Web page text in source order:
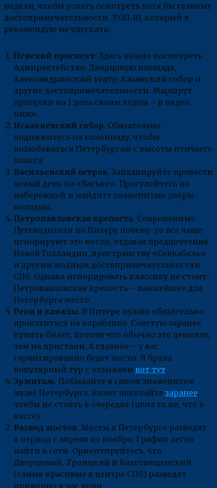
недели, чтобы успеть осмотреть хотя бы главные
достопримечательности. ТОП-10, который я
рекомендую не упускать:
Невский проспект. Здесь нужно посмотреть
Адмиралтейство, Дворцовую площадь,
Александринский театр, Казанский собор и
другие достопримечательности. Маршрут
прогулки на 1 день своим ходом – в видео
ниже.
Исаакиевский собор. Обязательно
поднимитесь на колоннаду, чтобы
полюбоваться Петербургом с высоты птичьего
полета.
Васильевский остров. Запланируйте провести
целый день на «Ваське». Прогуляйтесь по
набережной и найдите знаменитые дворы-
колодцы.
Петропавловская крепость. Современные
Путеводители по Питеру почему-то все чаще
игнорируют это место, отдавая предпочтение
Новой Голландии, пространству «Севкабель»
и другим модным достопримечательностям
СПб. Однако игнорировать классику не стоит.
Петропавловская крепость – важнейшее для
Петербурга место.
Реки и каналы. В Питере нужно обязательно
прокатиться на кораблике. Советую заранее
купить билет, потому что обычно это дешевле,
чем на пристани. А главное – у вас
гарантированно будет место. Я брала
популярный тур с отзывами вот тут.
Эрмитаж. Побывайте в самом знаменитом
музее Петербурга. Билет покупайте заранее,
чтобы не стоять в очередях (цена та же, что в
кассе).
Развод мостов. Мосты в Петербурге разводят
в период с апреля по ноябрь. График легко
найти в сети. Ориентируйтесь, что
Дворцовый, Троицкий и Благовещенский
(самые красивые в центре СПб) разводят
примерно в час ночи.